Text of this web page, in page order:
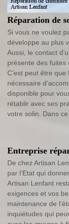
Réparation de
Si vous ne voulez
développe au plus
Aussi, le contact
présente des fuites
C’est peut être que
nécessaire
disponible pour
rétablir avec ses
votre solin. Dans
Entreprise
De chez Artisan
par l’Etat qui
Artisan Lenfant
exigences et vos
maintenance de
inquiétudes qui